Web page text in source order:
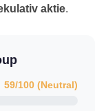
aktie.
59/100 (Neutral)